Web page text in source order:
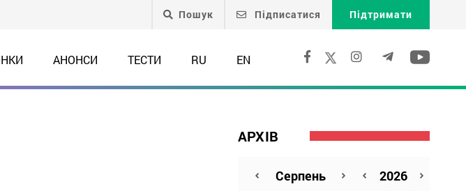
Пошук Підписатися Підтримати
АНОНСИ ТЕСТИ RU EN
АРХІВ